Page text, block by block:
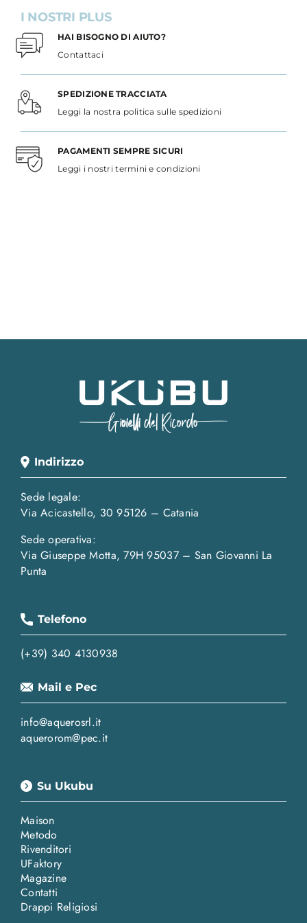
I NOSTRI PLUS
HAI BISOGNO DI AIUTO?
Contattaci
SPEDIZIONE TRACCIATA
Leggi la nostra politica sulle spedizioni
PAGAMENTI SEMPRE SICURI
Leggi i nostri termini e condizioni
Indirizzo
Sede legale:
Via Acicastello, 30 95126 – Catania
Sede operativa:
Via Giuseppe Motta, 79H 95037 – San Giovanni La
Punta
Telefono
(+39) 340 4130938
Mail e Pec
info@aquerosrl.it
aquerorom@pec.it
Su Ukubu
Maison
Metodo
Rivenditori
UFaktory
Magazine
Contatti
Drappi Religiosi